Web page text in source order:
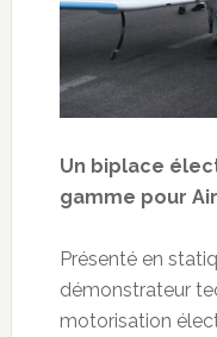
Un biplace
gamme pour
Présenté en
démonstrateur
motorisation